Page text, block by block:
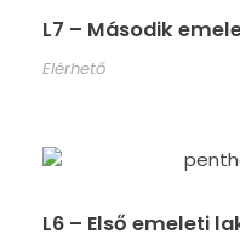
L7 – Második
Elérhető
L6 – Első emeleti